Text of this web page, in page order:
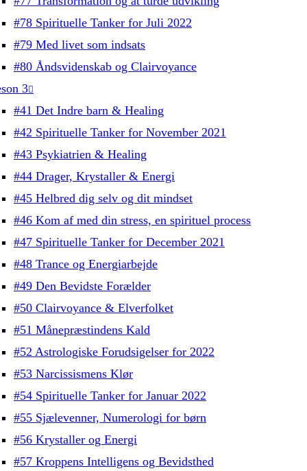
#78 Spirituelle Tanker for Juli 2022
#79 Med livet som indsats
#80 Åndsvidenskab og Clairvoyance
3
#41 Det Indre barn & Healing
#42 Spirituelle Tanker for November 2021
#43 Psykiatrien & Healing
#44 Drager, Krystaller & Energi
#45 Helbred dig selv og dit mindset
#46 Kom af med din stress, en spirituel process
#47 Spirituelle Tanker for December 2021
#48 Trance og Energiarbejde
#49 Den Bevidste Forælder
#50 Clairvoyance & Elverfolket
#51 Månepræstindens Kald
#52 Astrologiske Forudsigelser for 2022
#53 Narcissismens Klør
#54 Spirituelle Tanker for Januar 2022
#55 Sjælevenner, Numerologi for børn
#56 Krystaller og Energi
#57 Kroppens Intelligens og Bevidsthed